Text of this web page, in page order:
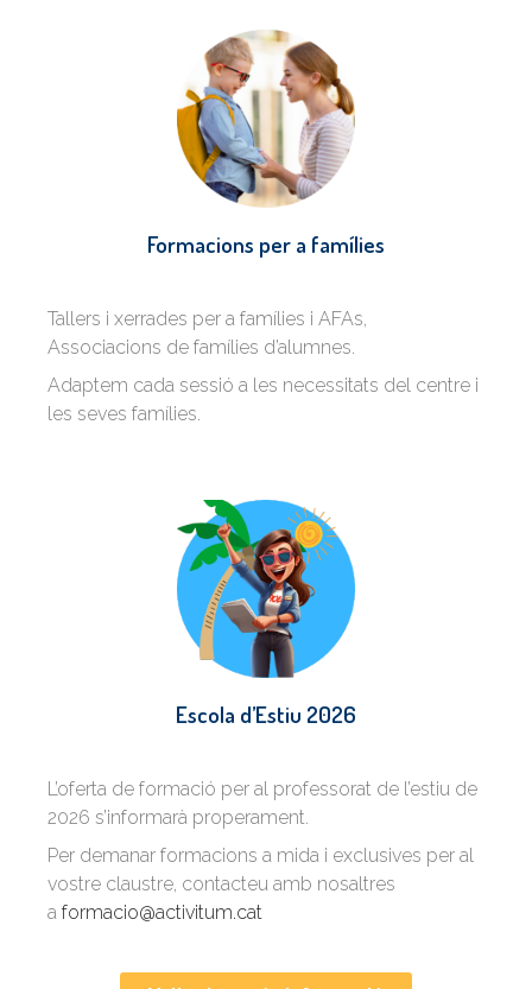
Formacions per a famílies
Tallers i xerrades per a famílies i AFAs,
Associacions de famílies d’alumnes.
Adaptem cada sessió a les necessitats del centre i
les seves famílies.
Escola d’Estiu 2026
L’oferta de formació per al professorat de l’estiu de
2026 s’informarà properament.
Per demanar formacions a mida i exclusives per al
vostre claustre, contacteu amb nosaltres
a formacio@activitum.cat